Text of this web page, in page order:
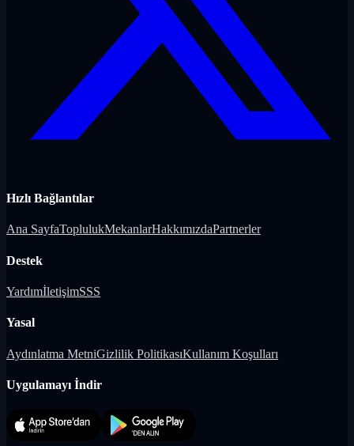
Hızlı Bağlantılar
Ana SayfaToplulukMekanlarHakkımızdaPartnerler
Destek
YardımİletişimSSS
Yasal
Aydınlatma MetniGizlilik PolitikasıKullanım Koşulları
Uygulamayı İndir